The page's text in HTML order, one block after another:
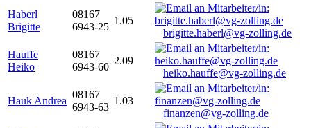
Haberl
Brigitte
08167
6943-25
1.05
brigitte.haberl@vg-zolling.de
Hauffe
Heiko
08167
6943-60
2.09
heiko.hauffe@vg-zolling.de
Hauk Andrea
08167
6943-63
1.03
finanzen@vg-zolling.de